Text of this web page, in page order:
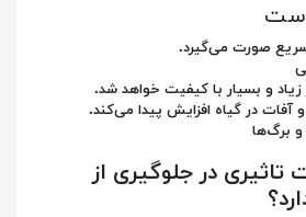
ست
صورت می‌گیرد.
و بسیار با کیفیت خواهد شد.
آفات در گیاه افزایش پیدا می‌کند.
برگ‌ها
در جلوگیری از